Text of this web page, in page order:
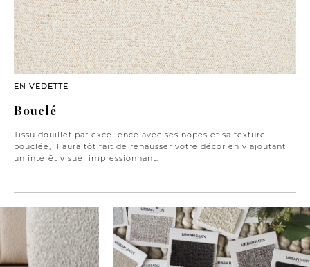
EN VEDETTE
Bouclé
Tissu douillet par excellence avec ses nopes et sa texture
bouclée, il aura tôt fait de rehausser votre décor en y ajoutant
un intérêt visuel impressionnant.